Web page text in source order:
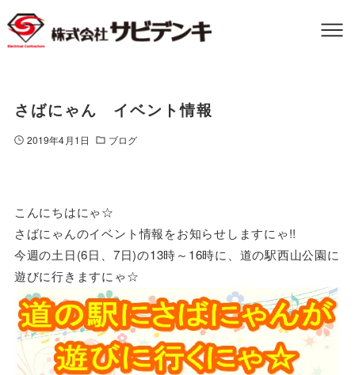
さばにゃん イベント情報
2019年4月1日 ブログ
こんにちはにゃ☆
さばにゃんのイベント情報をお知らせしますにゃ!!
今週の土日(6日、7日)の13時～16時に、道の駅西山公園に
遊びに行きますにゃ☆